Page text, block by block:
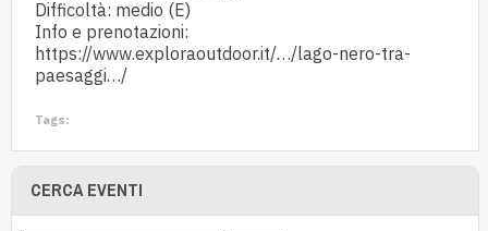
Difficoltà: medio (E)
Info e prenotazioni:
https://www.exploraoutdoor.it/…/lago-nero-tra-
paesaggi…/
Tags:
CERCA EVENTI